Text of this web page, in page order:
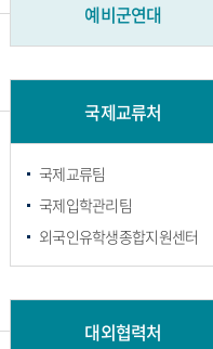
예비군연대
국제교류처
국제교류팀
국제입학관리팀
외국인유학생종합지원센터
대외협력처